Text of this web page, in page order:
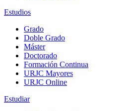
Estudios
Grado
Doble Grado
Máster
Doctorado
Formación Continua
URJC Mayores
URJC Online
Estudiar